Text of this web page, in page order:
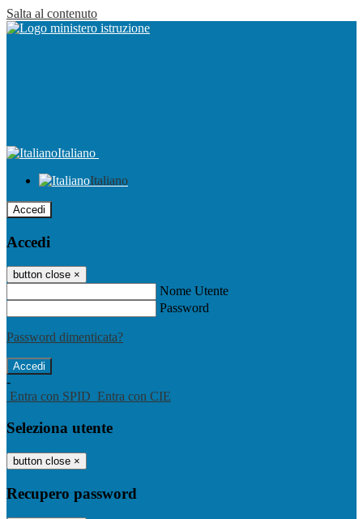
Salta al contenuto
Italiano
Italiano
Accedi
Accedi
button close ×
Nome Utente
Password
Password dimenticata?
-
Entra con SPID Entra con CIE
Seleziona utente
button close ×
Recupero password